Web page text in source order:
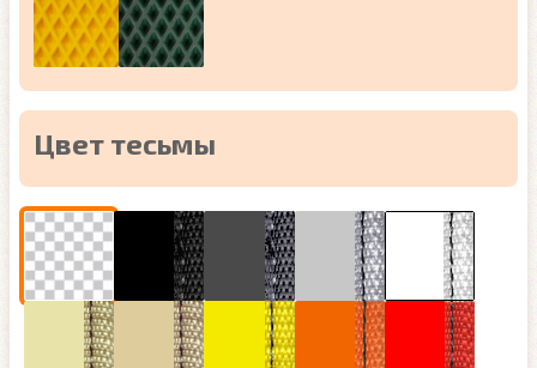
Цвет тесьмы